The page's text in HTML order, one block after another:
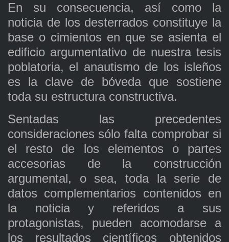
En su consecuencia, así como la
noticia de los desterrados constituye la
base o cimientos en que se asienta el
edificio argumentativo de nuestra tesis
poblatoria, el anautismo de los isleños
es la clave de bóveda que sostiene
toda su estructura constructiva.
Sentadas las precedentes
consideraciones sólo falta comprobar si
el resto de los elementos o partes
accesorias de la construcción
argumental, o sea, toda la serie de
datos complementarios contenidos en
la noticia y referidos a sus
protagonistas, pueden acomodarse a
los resultados científicos obtenidos